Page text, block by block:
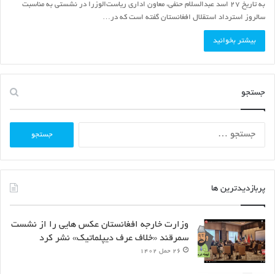
به تاریخ ۲۷ اسد عبدالسلام حنفی، معاون اداری ریاست‌الوزرا در نشستی به مناسبت
سالروز استرداد استقلال افغانستان گفته است که در…
بیشتر بخوانید
جستجو
پربازدیدترین ها
وزارت خارجه افغانستان عکس هایی را از نشست
سمرقند «خلاف عرف دیپلماتیک» نشر کرد
۲۶ حمل ۱۴۰۲